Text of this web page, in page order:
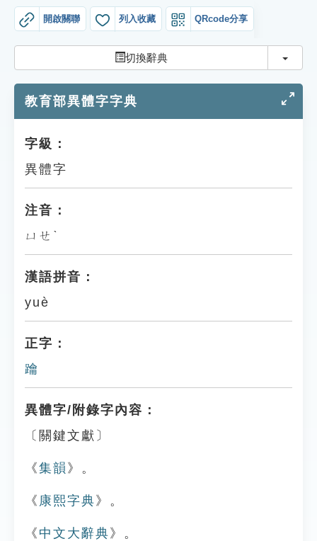
貓頭鷹博士
開啟關聯 列入收藏 QRcode分享
切換辭典 切換
教育部異體字字典
字級：
異體字
注音：
ㄩㄝˋ
漢語拼音：
yuè
正字：
䠯
異體字/附錄字內容：
〔關鍵文獻〕
《集韻 》。
《 康熙字典 》。
《 中文大辭典 》。